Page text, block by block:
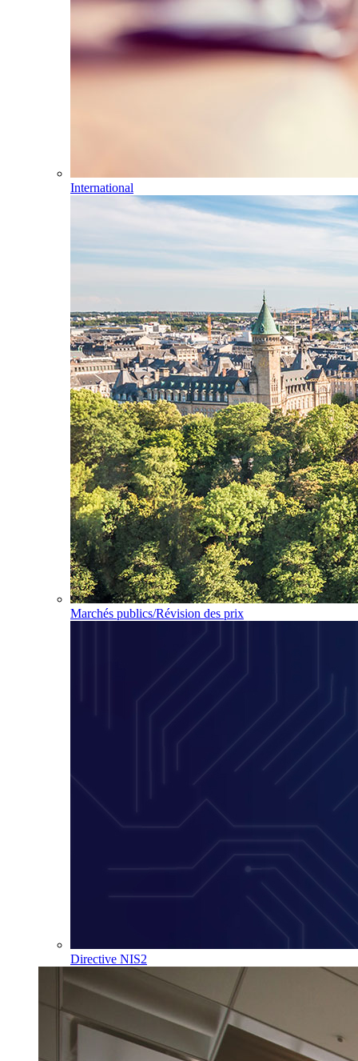
International
Marchés publics/Révision des prix
Directive NIS2